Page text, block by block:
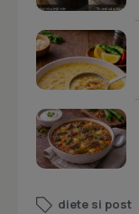
diete si post